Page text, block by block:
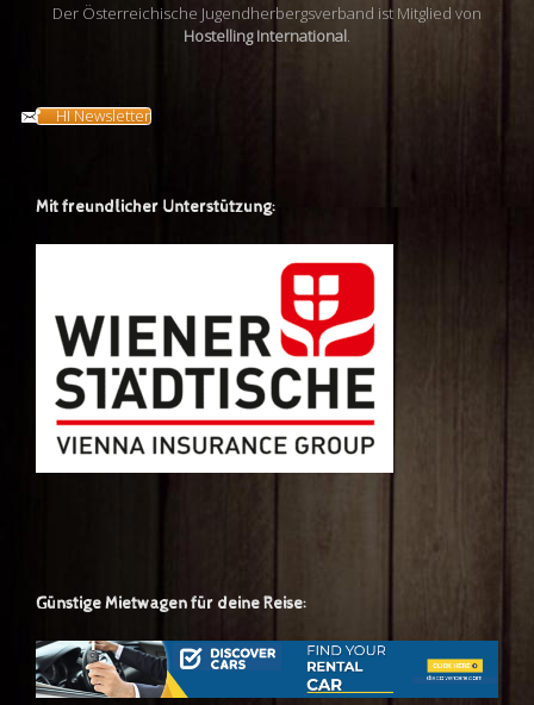
Der Österreichische Jugendherbergsverband ist Mitglied von
Hostelling International.
HI Newsletter
Mit freundlicher Unterstützung:
Günstige Mietwagen für deine Reise: